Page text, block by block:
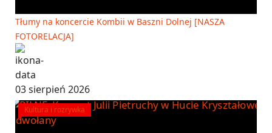
Tłumy na koncercie Kombii w Baszni Dolnej [NASZA
FOTORELACJA]
03 sierpień 2026
Kultura i rozrywka